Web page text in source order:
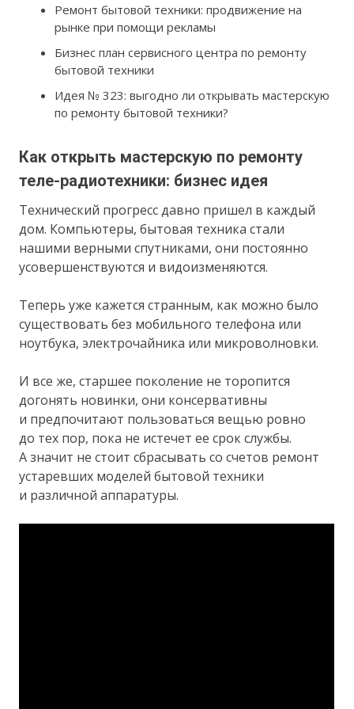
Ремонт бытовой техники: продвижение на
рынке при помощи рекламы
Бизнес план сервисного центра по ремонту
бытовой техники
Идея № 323: выгодно ли открывать мастерскую
по ремонту бытовой техники?
Как открыть мастерскую по ремонту
теле-радиотехники: бизнес идея
Технический прогресс давно пришел в каждый
дом. Компьютеры, бытовая техника стали
нашими верными спутниками, они постоянно
усовершенствуются и видоизменяются.
Теперь уже кажется странным, как можно было
существовать без мобильного телефона или
ноутбука, электрочайника или микроволновки.
И все же, старшее поколение не торопится
догонять новинки, они консервативны
и предпочитают пользоваться вещью ровно
до тех пор, пока не истечет ее срок службы.
А значит не стоит сбрасывать со счетов ремонт
устаревших моделей бытовой техники
и различной аппаратуры.